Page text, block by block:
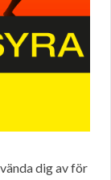
dig av för